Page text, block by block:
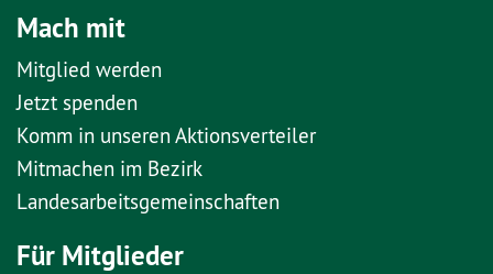
Mach mit
Mitglied werden
Jetzt spenden
Komm in unseren Aktionsverteiler
Mitmachen im Bezirk
Landesarbeitsgemeinschaften
Für Mitglieder